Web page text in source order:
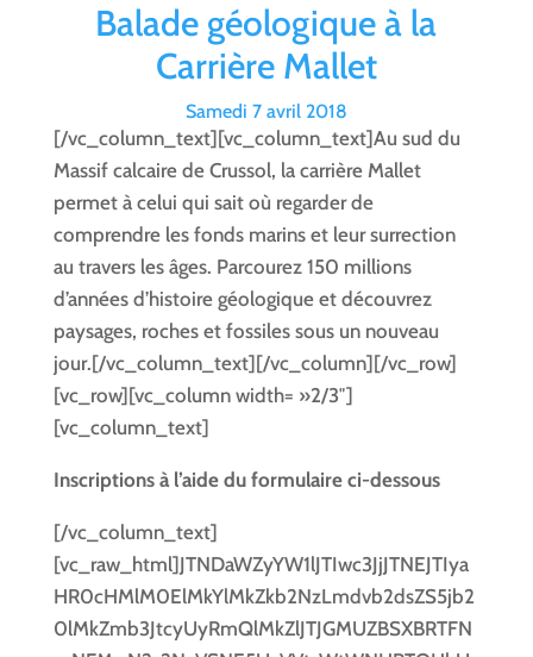
Balade géologique à la
Carrière Mallet
Samedi 7 avril 2018
[/vc_column_text][vc_column_text]Au sud du
Massif calcaire de Crussol, la carrière Mallet
permet à celui qui sait où regarder de
comprendre les fonds marins et leur surrection
au travers les âges. Parcourez 150 millions
d’années d’histoire géologique et découvrez
paysages, roches et fossiles sous un nouveau
jour.[/vc_column_text][/vc_column][/vc_row]
[vc_row][vc_column width= »2/3″]
[vc_column_text]
Inscriptions à l’aide du formulaire ci-dessous
[/vc_column_text]
[vc_raw_html]JTNDaWZyYW1lJTIwc3JjJTNEJTIya
HR0cHMlM0ElMkYlMkZkb2NzLmdvb2dsZS5jb2
0lMkZmb3JtcyUyRmQlMkZlJTJGMUZBSXBRTFN